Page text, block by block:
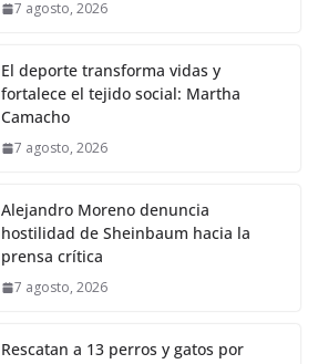
7 agosto, 2026
El deporte transforma vidas y
fortalece el tejido social: Martha
Camacho
7 agosto, 2026
Alejandro Moreno denuncia
hostilidad de Sheinbaum hacia la
prensa crítica
7 agosto, 2026
Rescatan a 13 perros y gatos por